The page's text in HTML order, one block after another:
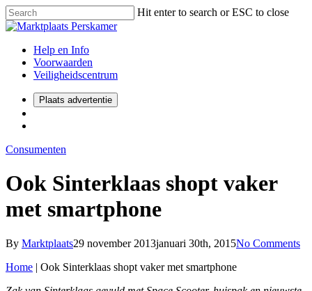
Hit enter to search or ESC to close
Help en Info
Voorwaarden
Veiligheidscentrum
Plaats advertentie
Consumenten
Ook Sinterklaas shopt vaker
met smartphone
By Marktplaats29 november 2013januari 30th, 2015No Comments
Home | Ook Sinterklaas shopt vaker met smartphone